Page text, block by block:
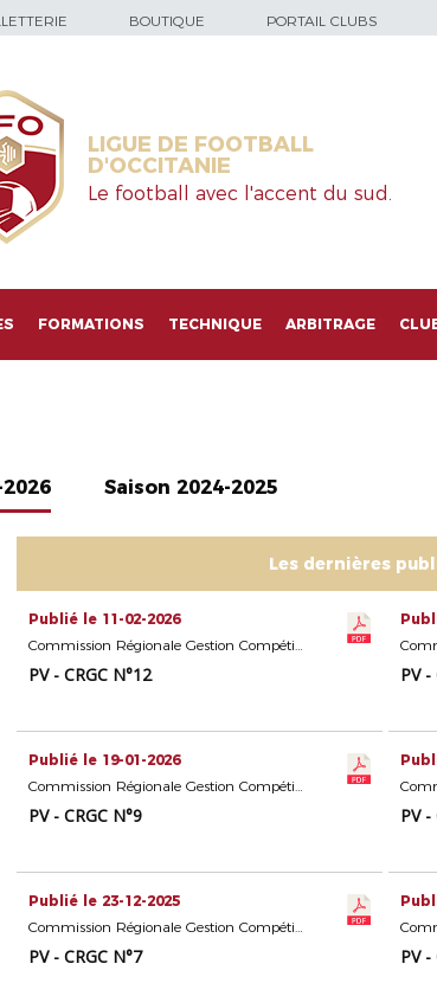
BOUTIQUE PORTAIL CLUBS
LIGUE DE FOOTBALL
D'OCCITANIE
Le football avec l'accent du sud.
FORMATIONS TECHNIQUE ARBITRAGE
Saison 2024-2025
Les dernières
Publié le 11-02-2026
Commission Régionale Gestion Compétitions Seniors
PV - CRGC N°12 PV -
Publié le 19-01-2026
Commission Régionale Gestion Compétitions Seniors
PV - CRGC N°9 PV -
Publié le 23-12-2025
Commission Régionale Gestion Compétitions Seniors
PV - CRGC N°7 PV -